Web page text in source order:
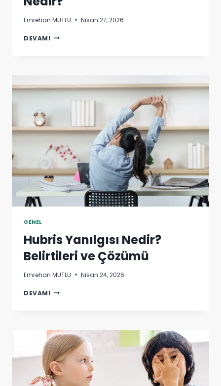
Emrehan MUTLU Nisan 27, 2026
DEVAMI UÇUŞ
GENEL
Hubris Yanılgısı Nedir?
Belirtileri ve Çözümü
Emrehan MUTLU Nisan 24, 2026
DEVAMI HUBRIS
VE
ÇÖZÜMÜ